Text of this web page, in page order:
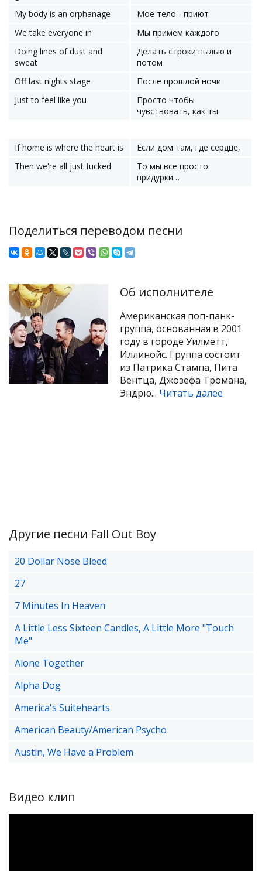
My body is an orphanage
Мое тело - приют
We take everyone in
Мы примем каждого
Doing lines of dust and
sweat
Делать строки пылью и
потом
Off last nights stage
После прошлой ночи
Just to feel like you
Просто чтобы
чувствовать, как ты
If home is where the heart is
Если дом там, где сердце,
Then we're all just fucked
То мы все просто
придурки…
Поделиться переводом песни
Об исполнителе
Американская поп-панк-
группа, основанная в 2001
году в городе Уилметт,
Иллинойс. Группа состоит
из Патрика Стампа, Пита
Вентца, Джозефа Тромана,
Эндрю... Читать далее
Другие песни Fall Out Boy
20 Dollar Nose Bleed
27
7 Minutes In Heaven
A Little Less Sixteen Candles, A Little More "Touch
Me"
Alone Together
Alpha Dog
America's Suitehearts
American Beauty/American Psycho
Austin, We Have a Problem
Видео клип